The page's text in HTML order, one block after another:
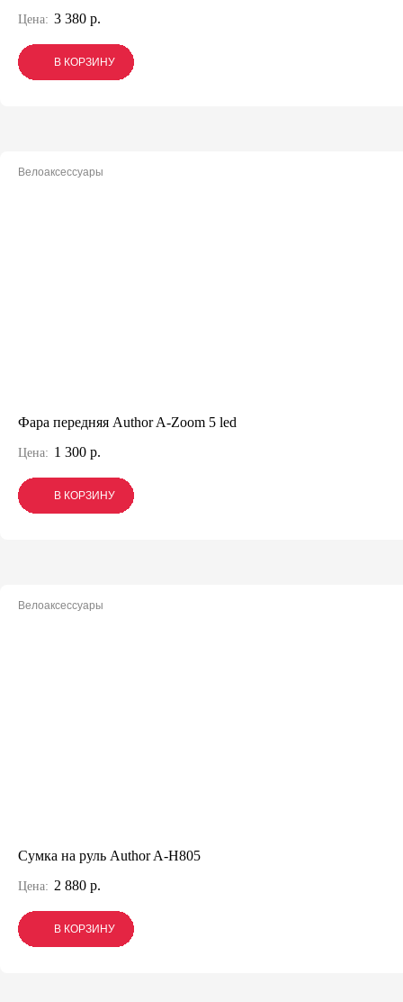
Цена: 3 380 р.
В КОРЗИНУ
В КОРЗИНУ
В КОРЗИНУ
Велоаксессуары
Фара передняя Author A-Zoom 5 led
Цена: 1 300 р.
В КОРЗИНУ
В КОРЗИНУ
В КОРЗИНУ
Велоаксессуары
Сумка на руль Author A-H805
Цена: 2 880 р.
В КОРЗИНУ
В КОРЗИНУ
В КОРЗИНУ